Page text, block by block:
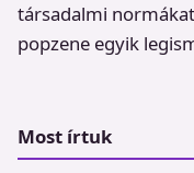
társadalmi
popzene egyik
Most írtuk